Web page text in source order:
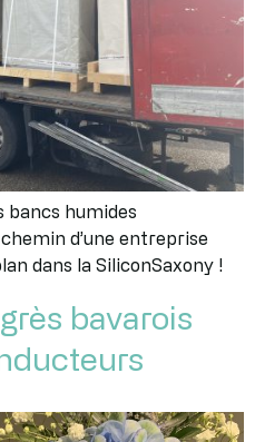
bancs humides
d’une entreprise
dans la SiliconSaxony !
bavarois